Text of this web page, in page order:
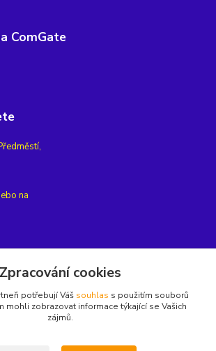
ComGate
na
Zpracování cookies
potřebují Váš souhlas s použitím souborů
mohli zobrazovat informace týkající se Vašich
zájmů.